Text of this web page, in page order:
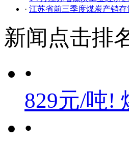
· 江苏省前三季度煤炭产销存
新闻点击排
•
829元/吨!
•